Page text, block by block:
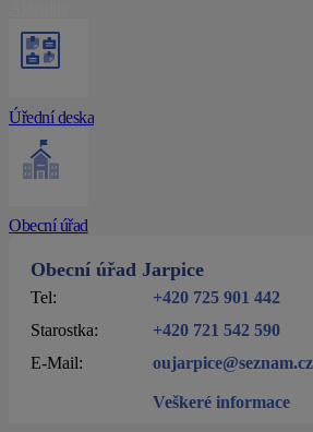
Úřední deska
Obecní úřad
Obecní úřad Jarpice
Tel:
+420 725 901 442
Starostka:
+420 721 542 590
E-Mail:
oujarpice@seznam.cz
Veškeré informace